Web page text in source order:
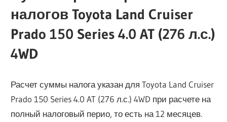
налогов Toyota Land Cruiser
Prado 150 Series 4.0 AT (276 л.с.)
4WD
Расчет суммы налога указан для Toyota Land Cruiser
Prado 150 Series 4.0 AT (276 л.с.) 4WD при расчете на
полный налоговый перио, то есть на 12 месяцев.